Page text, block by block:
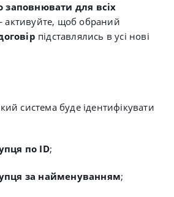
заповнювати для всіх
щоб обраний
підставлялись в усі нові
система буде ідентифікувати
по ID;
за найменуванням;